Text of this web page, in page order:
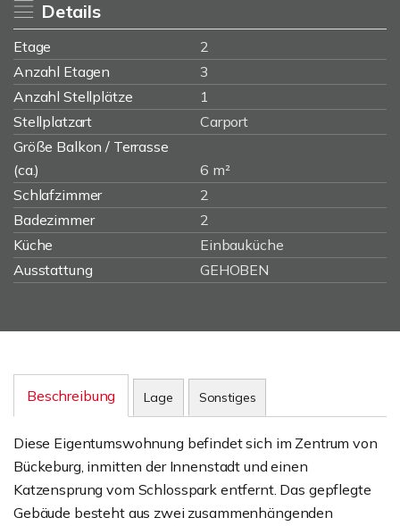
Details
Etage
2
Anzahl Etagen
3
Anzahl Stellplätze
1
Stellplatzart
Carport
Größe Balkon / Terrasse
(ca.)
6 m²
Schlafzimmer
2
Badezimmer
2
Küche
Einbauküche
Ausstattung
GEHOBEN
Beschreibung Lage Sonstiges
Diese Eigentumswohnung befindet sich im Zentrum von
Bückeburg, inmitten der Innenstadt und einen
Katzensprung vom Schlosspark entfernt. Das gepflegte
Gebäude besteht aus zwei zusammenhängenden